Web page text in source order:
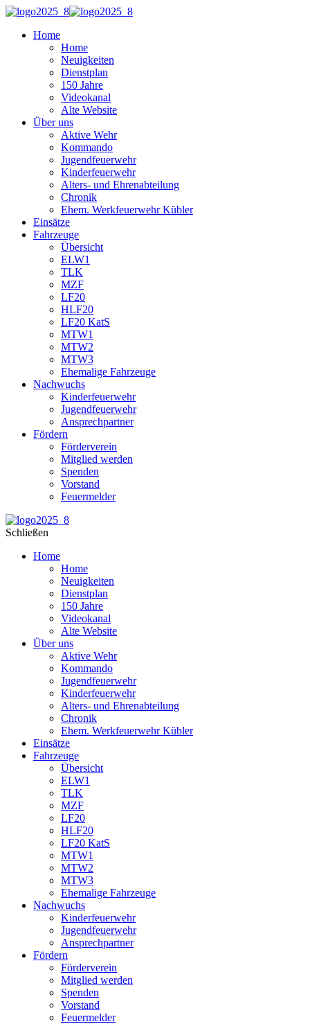
Home
Home
Neuigkeiten
Dienstplan
150 Jahre
Videokanal
Alte Website
Über uns
Aktive Wehr
Kommando
Jugendfeuerwehr
Kinderfeuerwehr
Alters- und Ehrenabteilung
Chronik
Ehem. Werkfeuerwehr Kübler
Einsätze
Fahrzeuge
Übersicht
ELW1
TLK
MZF
LF20
HLF20
LF20 KatS
MTW1
MTW2
MTW3
Ehemalige Fahrzeuge
Nachwuchs
Kinderfeuerwehr
Jugendfeuerwehr
Ansprechpartner
Fördern
Förderverein
Mitglied werden
Spenden
Vorstand
Feuermelder
Schließen
Home
Home
Neuigkeiten
Dienstplan
150 Jahre
Videokanal
Alte Website
Über uns
Aktive Wehr
Kommando
Jugendfeuerwehr
Kinderfeuerwehr
Alters- und Ehrenabteilung
Chronik
Ehem. Werkfeuerwehr Kübler
Einsätze
Fahrzeuge
Übersicht
ELW1
TLK
MZF
LF20
HLF20
LF20 KatS
MTW1
MTW2
MTW3
Ehemalige Fahrzeuge
Nachwuchs
Kinderfeuerwehr
Jugendfeuerwehr
Ansprechpartner
Fördern
Förderverein
Mitglied werden
Spenden
Vorstand
Feuermelder